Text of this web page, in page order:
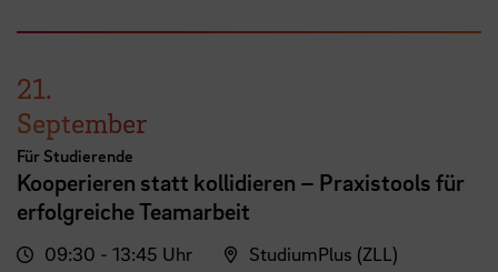
21.
September
Für Studierende
Kooperieren statt kollidieren – Praxistools für
erfolgreiche Teamarbeit
09:30 - 13:45 Uhr StudiumPlus (ZLL)